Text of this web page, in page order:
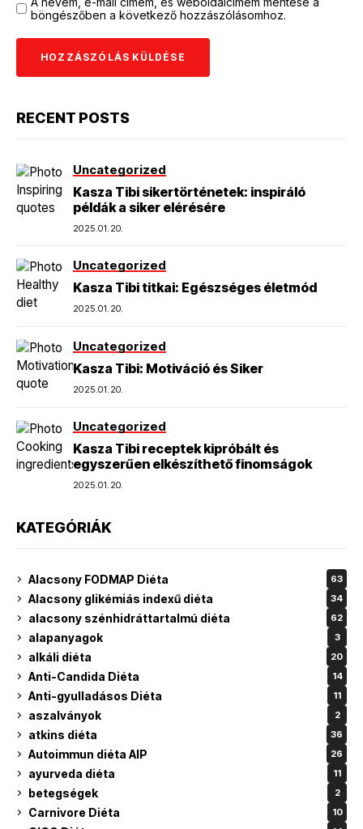
böngészőben a következő hozzászólásomhoz.
RECENT POSTS
Uncategorized
Kasza Tibi sikertörténetek: inspiráló
példák a siker elérésére
2025.01.20.
Uncategorized
Kasza Tibi titkai: Egészséges életmód
2025.01.20.
Uncategorized
Kasza Tibi: Motiváció és Siker
2025.01.20.
Uncategorized
Kasza Tibi receptek kipróbált és
egyszerűen elkészíthető finomságok
2025.01.20.
KATEGÓRIÁK
Alacsony FODMAP Diéta 63
Alacsony glikémiás indexű diéta 34
alacsony szénhidráttartalmú diéta 62
alapanyagok 3
alkáli diéta 20
Anti-Candida Diéta 14
Anti-gyulladásos Diéta 11
aszalványok 2
atkins diéta 36
Autoimmun diéta AIP 26
ayurveda diéta 11
betegségek 2
Carnivore Diéta 10